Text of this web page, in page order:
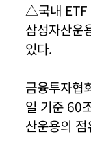
△국내 ETF
삼성자산운
있다.
금융투자협
일 기준 60
산운용의